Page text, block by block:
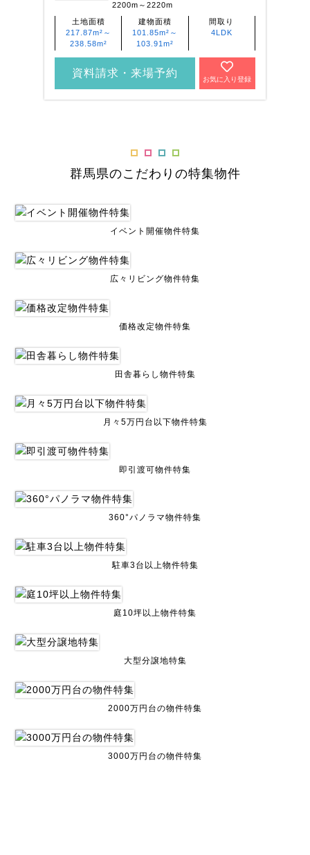
2200m～2220m
土地面積
217.87m²～
238.58m²
建物面積
101.85m²～
103.91m²
間取り
4LDK
資料請求・来場予約
お気に入り登録
群馬県のこだわりの特集物件
イベント開催物件特集
広々リビング物件特集
価格改定物件特集
田舎暮らし物件特集
月々5万円台以下物件特集
即引渡可物件特集
360°パノラマ物件特集
駐車3台以上物件特集
庭10坪以上物件特集
大型分譲地特集
2000万円台の物件特集
3000万円台の物件特集